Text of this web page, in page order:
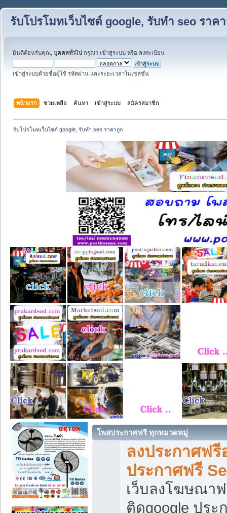
รับโปรโมทเว็บไซต์ google, รับทำ seo ราค
ยินดีต้อนรับคุณ, บุคคลทั่วไป กรุณา เข้าสู่ระบบ หรือ ลงทะเบียน
เข้าสู่ระบบด้วยชื่อผู้ใช้ รหัสผ่าน และระยะเวลาในเซสชั่น
หน้าแรก ช่วยเหลือ ค้นหา เข้าสู่ระบบ สมัครสมาชิก
รับโปรโมทเว็บไซต์ google, รับทำ seo ราคาถูก
โพสประกาศฟรี ทุกหมวดหมู่
ลงประกาศฟ
ประกาศฟรี
เว็บลงโฆษณา
ติดgoogle ปร